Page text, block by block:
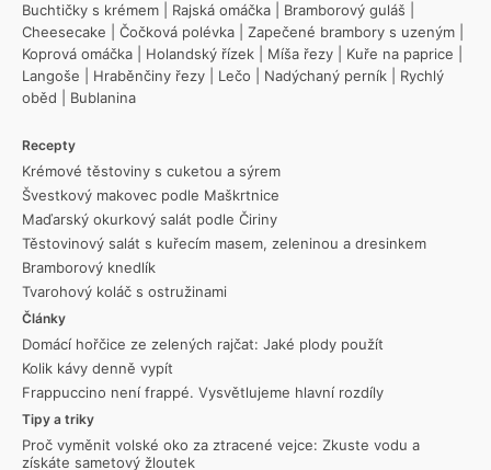
Buchtičky s krémem
Rajská omáčka Bramborový guláš
Cheesecake
Čočková polévka Zapečené brambory s uzeným
Koprová omáčka
Holandský řízek Míša řezy Kuře na paprice
Langoše
Hraběnčiny řezy Lečo Nadýchaný perník
Rychlý
oběd
Bublanina
Recepty
Krémové těstoviny s cuketou a sýrem
Švestkový makovec podle Maškrtnice
Maďarský okurkový salát podle Čiriny
Těstovinový salát s kuřecím masem, zeleninou a dresinkem
Bramborový knedlík
Tvarohový koláč s ostružinami
Články
Domácí hořčice ze zelených rajčat: Jaké plody použít
Kolik kávy denně vypít
Frappuccino není frappé. Vysvětlujeme hlavní rozdíly
Tipy a triky
Proč vyměnit volské oko za ztracené vejce: Zkuste vodu a
získáte sametový žloutek